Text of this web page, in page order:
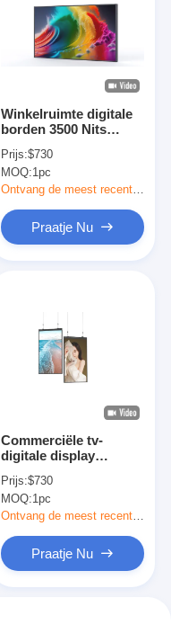
Winkelruimte digitale
borden 3500 Nits
Prijs:$730
MOQ:1pc
Praatje Nu
Commerciële tv-
digitale display
highlight venster
reclame-machine
Prijs:$730
MOQ:1pc
Ontvang de meest recente Prijs
Praatje Nu